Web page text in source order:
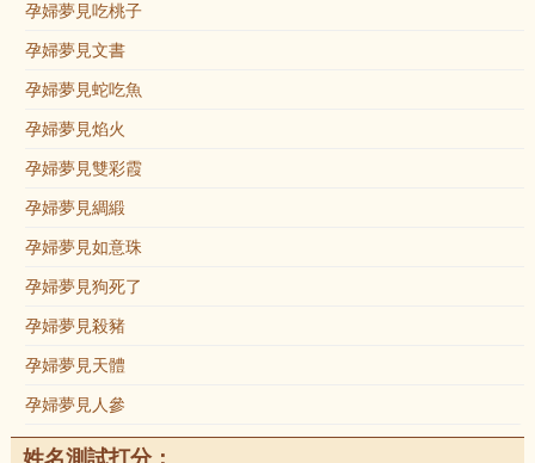
孕婦夢見吃桃子
孕婦夢見文書
孕婦夢見蛇吃魚
孕婦夢見焰火
孕婦夢見雙彩霞
孕婦夢見綢緞
孕婦夢見如意珠
孕婦夢見狗死了
孕婦夢見殺豬
孕婦夢見天體
孕婦夢見人參
姓名測試打分：